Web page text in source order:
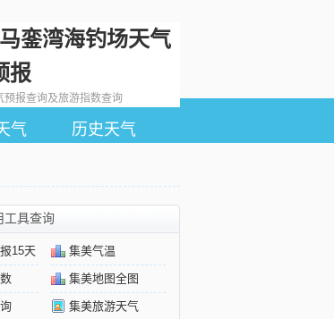
銮湾海钓场天气
报
预报查询及旅游指数查询
气 历史天气
工具查询
15天 集美气温
集美地图全图
集美旅游天气